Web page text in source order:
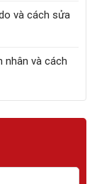
và cách sửa
nhân và cách